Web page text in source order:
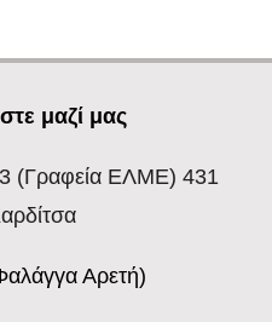
μαζί μας
(Γραφεία ΕΛΜΕ) 431
Αρετή)